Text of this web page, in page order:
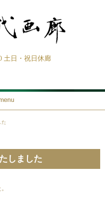
土日・祝日休廊
た
しました